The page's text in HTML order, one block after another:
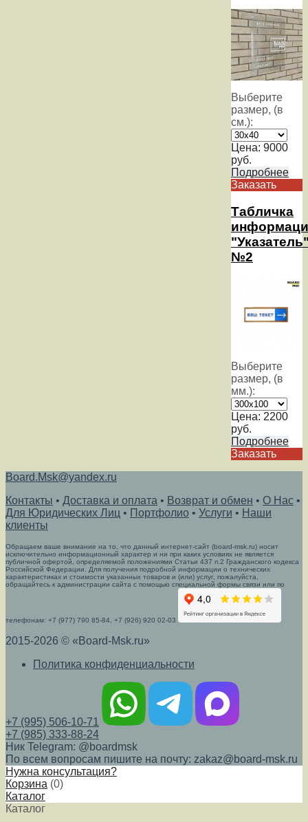
Выберите
размер, (в
см.):
Цена: 9000
руб.
Подробнее
Заказать
Табличка
№2
Выберите
размер, (в
мм.):
Цена: 2200
руб.
Подробнее
Заказать
Board.Msk@yandex.ru
Контакты • Доставка и оплата • Возврат и обмен • О Нас •
Для Юридических Лиц • Портфолио • Услуги • Наши
клиенты
Обращаем ваше внимание на то, что данный интернет-сайт (board-msk.ru) носит
исключительно информационный характер и ни при каких условиях не является
публичной офертой, определяемой положениями Статьи 437 п.2 Гражданского кодекса
Российской Федерации. Для получения подробной информации о технических
характеристиках и стоимости указанных товаров и (или) услуг, пожалуйста,
обращайтесь к администрации сайта с помощью специальной формы связи или по
телефонам: +7 (977) 790 85-84, +7 (926) 920 02-03
2015-2026 © «Board-Msk.ru»
Политика конфиденциальности
+7 (995) 506-10-71
+7 (985) 333-88-24
Ник Telegram: @boardmsk
По всем вопросам пишите на почту: zakaz@board-msk.ru
Нужна консультация?
Корзина (0)
Каталог
Каталог